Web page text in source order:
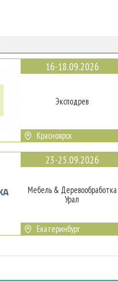
16-18.09.2026
Эксподрев
Красноярск
23-25.09.2026
Мебель & Деревообработка
Урал
Екатеринбург